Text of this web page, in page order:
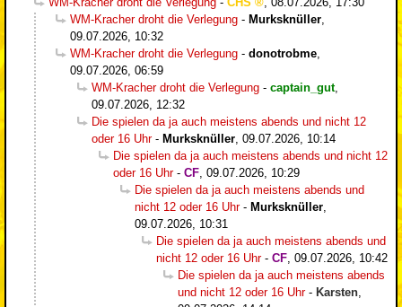
WM-Kracher droht die Verlegung - Murksknüller,
09.07.2026, 10:32
WM-Kracher droht die Verlegung - donotrobme,
09.07.2026, 06:59
WM-Kracher droht die Verlegung - captain_gut,
09.07.2026, 12:32
Die spielen da ja auch meistens abends und nicht 12
oder 16 Uhr- Murksknüller, 09.07.2026, 10:14
Die spielen da ja auch meistens abends und nicht 12
oder 16 Uhr- CF, 09.07.2026, 10:29
Die spielen da ja auch meistens abends und
nicht 12 oder 16 Uhr- Murksknüller,
09.07.2026, 10:31
Die spielen da ja auch meistens abends und
nicht 12 oder 16 Uhr- CF, 09.07.2026, 10:42
Die spielen da ja auch meistens abends
und nicht 12 oder 16 Uhr- Karsten,